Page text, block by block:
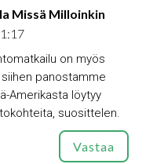
Missä Milloinkin
on myös
panostamme
Amerikasta löytyy
suosittelen.
Vastaa